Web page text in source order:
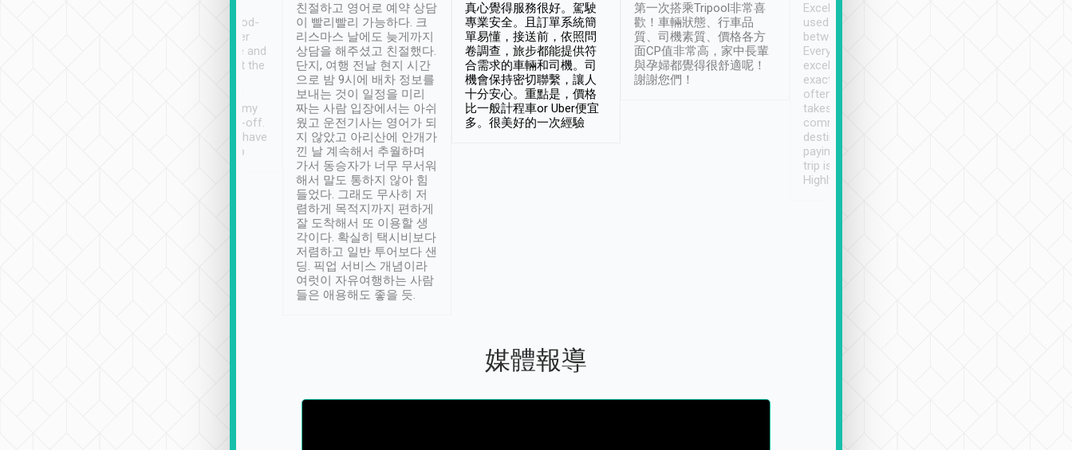
service, vehicles in good-
condition and the driver
service was awesome and
thoughtful. Driver went the
have safely arrived at my
destination after drop-off.
Definitely something I have
not seen elsewhere 👍
친절하고 영어로 예약 상담
이 빨리빨리 가능하다. 크
리스마스 날에도 늦게까지
상담을 해주셨고 친절했다.
단지, 여행 전날 현지 시간
으로 밤 9시에 배차 정보를
보내는 것이 일정을 미리
짜는 사람 입장에서는 아쉬
웠고 운전기사는 영어가 되
지 않았고 아리산에 안개가
낀 날 계속해서 추월하며
가서 동승자가 너무 무서워
해서 말도 통하지 않아 힘
들었다. 그래도 무사히 저
렴하게 목적지까지 편하게
잘 도착해서 또 이용할 생
각이다. 확실히 택시비보다
저렴하고 일반 투어보다 샌
딩. 픽업 서비스 개념이라
여럿이 자유여행하는 사람
들은 애용해도 좋을 듯.
真心覺得服務很好。駕駛
專業安全。且訂單系統簡
單易懂，接送前，依照問
卷調查，旅步都能提供符
合需求的車輛和司機。司
機會保持密切聯繫，讓人
十分安心。重點是，價格
比一般計程車or Uber便宜
多。很美好的一次經驗
第一次搭乘Tripool非常喜
歡！車輛狀態、行車品
質、司機素質、價格各方
面CP值非常高，家中長輩
與孕婦都覺得很舒適呢！
謝謝您們！
Excellent service. We have
used Tripool to travel
between cities in Taiwan.
Every driver has been
excellent and arrives
exactly on time. As there is
often limited English it
takes the difficulty out of
communicating the
destination details and
paying online prior to the
trip is very convenient.
Highly recommended
媒體報導